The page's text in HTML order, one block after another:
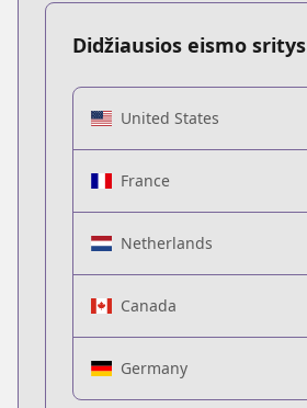
Didžiausios eismo sritys
United States
France
Netherlands
Canada
Germany